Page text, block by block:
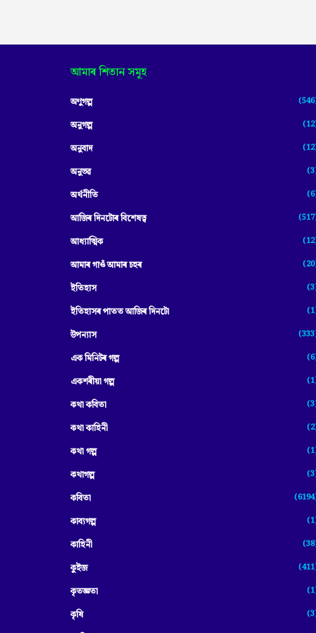
আমাৰ শিতান সমূহ
অণুগল্প
অনুগল্প
অনুবাদ
অনুভৱ
অৰ্থনীতি
আজিৰ দিনটোৰ বিশেষত্ব
আধ্যাত্মিক
আমাৰ গাওঁ আমাৰ চহৰ
ইতিহাস
ইতিহাসৰ পাতত আজিৰ দিনটো
উপন্যাস
এক মিনিটৰ গল্প
একশৰীয়া গল্প
কথা কবিতা
কথা কাহিনী
কথা গল্প
কথাগল্প
কবিতা
কাব্যগল্প
কাহিনী
কুইজ
কৃতজ্ঞতা
কৃষি